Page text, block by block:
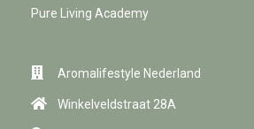
Pure Living Academy
Aromalifestyle Nederland
Winkelveldstraat 28A